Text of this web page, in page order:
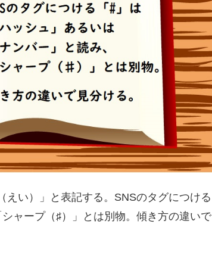
い）」と表記する。SNSのタグにつける
ャープ（♯）」とは別物。傾き方の違いで